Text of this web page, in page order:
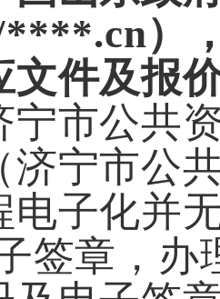
****.cn）
文件及报
宁市公共
济宁市公
电子化并
签章，